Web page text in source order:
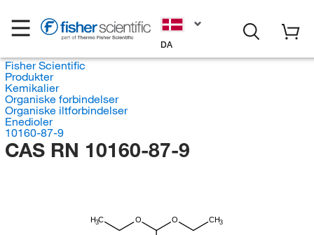
DA
Fisher Scientific
Produkter
Kemikalier
Organiske forbindelser
Organiske iltforbindelser
Enedioler
10160-87-9
CAS RN 10160-87-9
H3C O O CH3